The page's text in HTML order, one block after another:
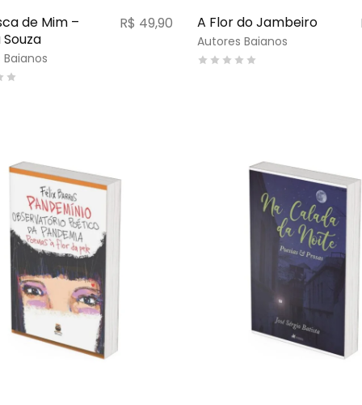
de Mim –
R$ 49,90
Autores Baianos
A Flor do Jambeiro